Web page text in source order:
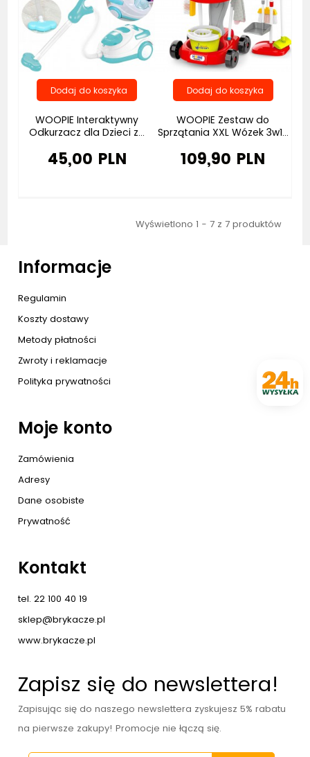
WOOPIE Interaktywny
Odkurzacz dla Dzieci z...
45,00 PLN
WOOPIE Zestaw do
Sprzątania XXL Wózek 3w1...
109,90 PLN
Wyświetlono 1 - 7 z 7 produktów
Informacje
Regulamin
Koszty dostawy
Metody płatności
Zwroty i reklamacje
Polityka prywatności
Moje konto
Zamówienia
Adresy
Dane osobiste
Prywatność
Kontakt
tel. 22 100 40 19
sklep@brykacze.pl
www.brykacze.pl
Zapisz się do newslettera!
Zapisując się do naszego newslettera zyskujesz 5% rabatu
na pierwsze zakupy! Promocje nie łączą się.